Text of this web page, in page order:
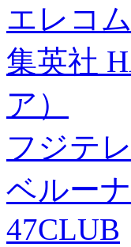
エレコ
集英社
ア）
フジテ
ベルー
47CLUB